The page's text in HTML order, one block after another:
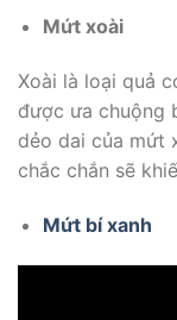
Mứt xoài
Xoài là loại quả
được ưa chuộng
dẻo dai của mứt
chắc chắn sẽ
Mứt bí xanh